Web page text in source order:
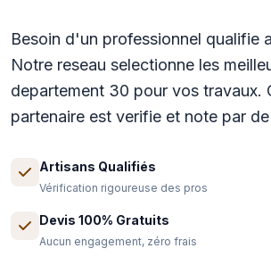
Besoin d'un professionnel qualifie
Notre reseau selectionne les
departement 30 pour vos travaux.
partenaire est verifie et note par
Artisans Qualifiés
Vérification rigoureuse des pros
Devis 100% Gratuits
Aucun engagement, zéro frais